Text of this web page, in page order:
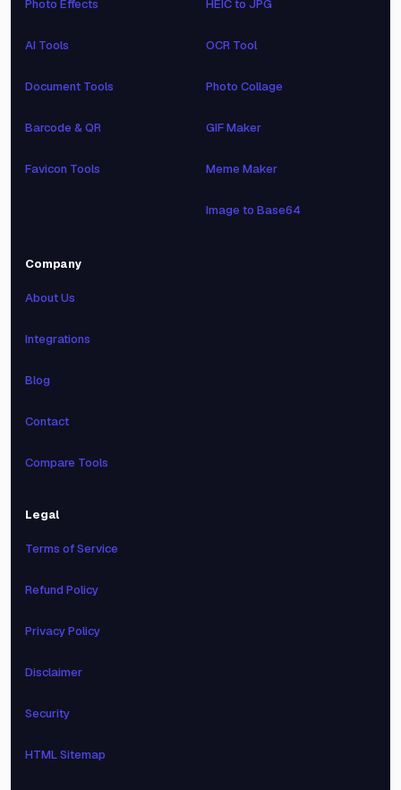
Photo Effects
AI Tools
Document Tools
Barcode & QR
Favicon Tools
HEIC to JPG
OCR Tool
Photo Collage
GIF Maker
Meme Maker
Image to Base64
Company
About Us
Integrations
Blog
Contact
Compare Tools
Legal
Terms of Service
Refund Policy
Privacy Policy
Disclaimer
Security
HTML Sitemap